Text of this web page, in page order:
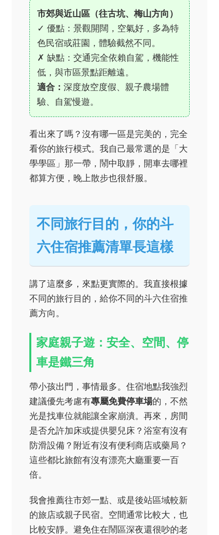
市郊與近山區（往古坑、梅山方向）
✓ 優點：景觀開闊，空氣好，多為特
色民宿或莊園，體驗截然不同。
✗ 缺點：交通完全依賴自駕，機能性
低，與市區景點距離遠。
適合： 深度放空度假、親子農場體
驗、自駕慢遊。
看出來了嗎？沒有哪一區是完美的，完全
看你的旅行模式。我自己最常選的是「大
學學區」那一帶，鬧中取靜，開車去哪裡
都算方便，晚上散步也很舒服。
不同旅行目的，你的斗
六住宿推薦清單長這樣
講了這麼多，來點更實際的。我直接根據
不同的旅行目的，給你不同的斗六住宿推
薦方向。
家庭親子遊：安全、空間、停
車是鐵三角
帶小孩出門，事情最多。住宿地點我強烈
建議優先考慮有專屬免費停車場的，不然
光是找車位就能讓全家崩潰。再來，房間
是否允許加床或提供嬰兒床？浴室有沒有
防滑設備？附近有沒有便利商店或藥局？
這些都比旅館有沒有漂亮大廳重要一百
倍。
我會推薦往市郊一點、或是後站區域較新
的旅店或親子民宿。空間通常比較大，也
比較安靜。避免住在鬧區深夜還很吵的老